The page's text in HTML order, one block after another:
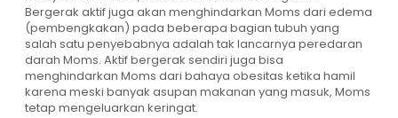
Bergerak aktif juga akan menghindarkan Moms dari edema
(pembengkakan) pada beberapa bagian tubuh yang
salah satu penyebabnya adalah tak lancarnya peredaran
darah Moms. Aktif bergerak sendiri juga bisa
menghindarkan Moms dari bahaya obesitas ketika hamil
karena meski banyak asupan makanan yang masuk, Moms
tetap mengeluarkan keringat.